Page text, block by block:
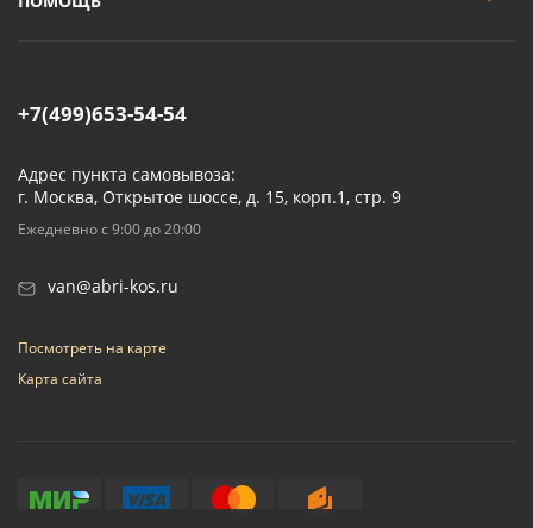
+7(499)653-54-54
Адрес пункта самовывоза:
г. Москва, Открытое шоссе, д. 15, корп.1, стр. 9
Ежедневно с 9:00 до 20:00
van@abri-kos.ru
Посмотреть на карте
Карта сайта